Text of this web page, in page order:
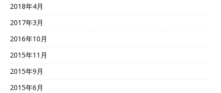
2018年4月
2017年3月
2016年10月
2015年11月
2015年9月
2015年6月